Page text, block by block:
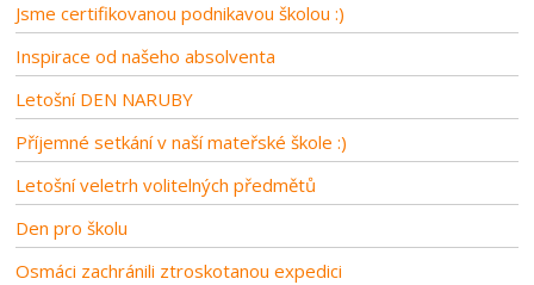
Jsme certifikovanou podnikavou školou :)
Inspirace od našeho absolventa
Letošní DEN NARUBY
Příjemné setkání v naší mateřské škole :)
Letošní veletrh volitelných předmětů
Den pro školu
Osmáci zachránili ztroskotanou expedici